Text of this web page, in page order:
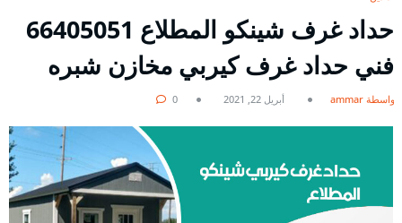
حداد غرف شينكو المطلاع 66405051
فني حداد غرف كيربي مخازن شبره
بواسطة ammar أبريل 22, 2021 0